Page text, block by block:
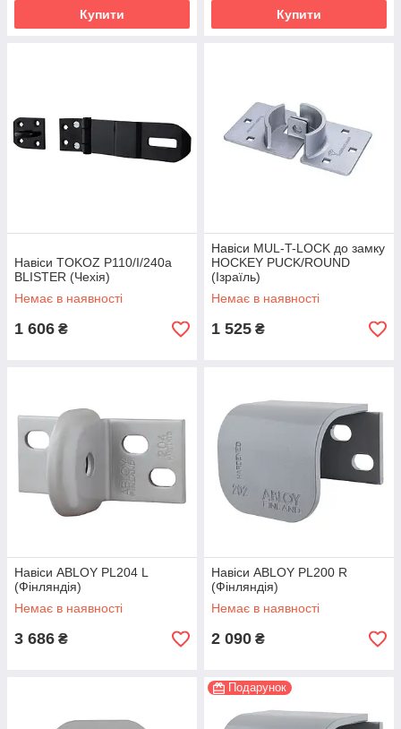
Купити Купити
Навіси TOKOZ P110/I/240a
BLISTER (Чехія)
Немає в наявності
1 606 ₴
Навіси MUL-T-LOCK до замку
HOCKEY PUCK/ROUND
(Ізраїль)
Немає в наявності
1 525 ₴
Навіси ABLOY PL204 L
(Фінляндія)
Немає в наявності
3 686 ₴
Навіси ABLOY PL200 R
(Фінляндія)
Немає в наявності
2 090 ₴
Подарунок